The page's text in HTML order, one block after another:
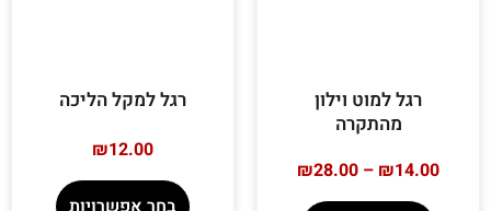
רגל למוט וילון
מהתקרה
₪14.00
–
₪28.00
רגל למקל הליכה
₪12.00